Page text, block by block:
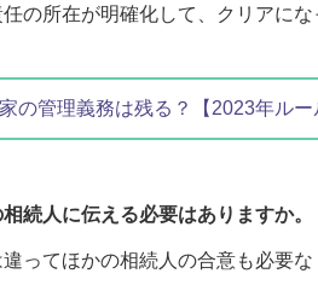
の所在が明確化して、クリアに
の管理義務は残る？【2023年ル
人に伝える必要はありますか。
ってほかの相続人の合意も必要